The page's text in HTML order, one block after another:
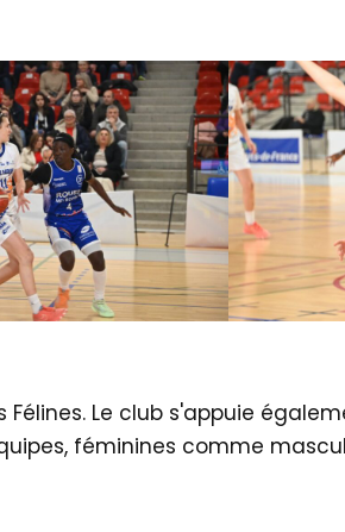
Le club s'appuie
féminines comme